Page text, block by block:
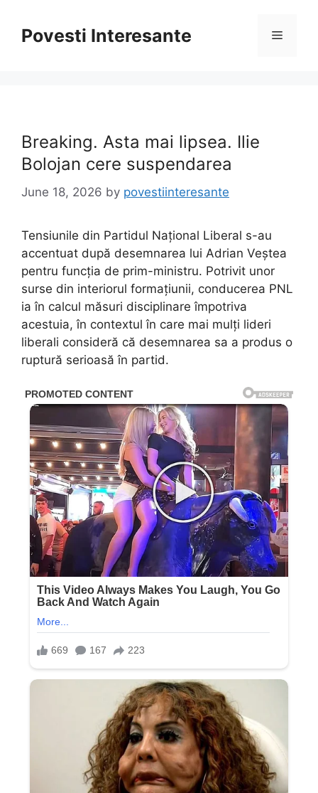
contentPovesti Interesante Menu
Breaking. Asta mai lipsea. Ilie
Bolojan cere suspendarea
June 18, 2026 by povestiinteresante
Tensiunile din Partidul Național Liberal s-au
accentuat după desemnarea lui Adrian Veștea
pentru funcția de prim-ministru. Potrivit unor
surse din interiorul formațiunii, conducerea PNL
ia în calcul măsuri disciplinare împotriva
acestuia, în contextul în care mai mulți lideri
liberali consideră că desemnarea sa a produs o
ruptură serioasă în partid.